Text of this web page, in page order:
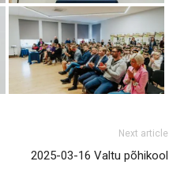
Next article
2025-03-16 Valtu põhikool